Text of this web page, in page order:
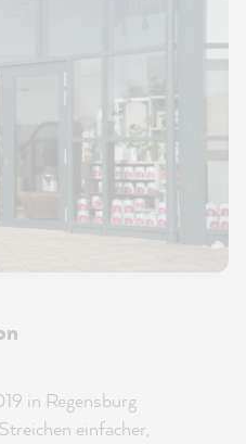
in Regensburg
einfacher,